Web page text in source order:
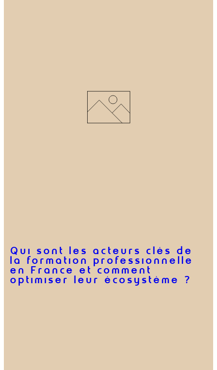
Qui sont les acteurs clés de
la formation professionnelle
en France et comment
optimiser leur écosystème ?